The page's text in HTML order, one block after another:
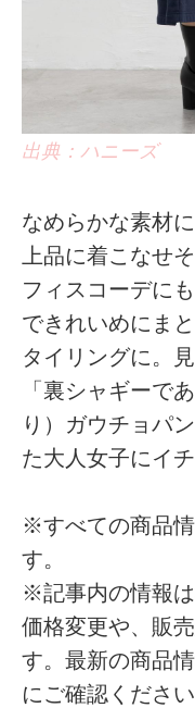
出典：ハニーズ
なめらかな素材
上品に着こなせ
フィスコーデに
できれいめにま
タイリングに。
「裏シャギーで
り）ガウチョパ
た大人女子にイ
※すべての商品
す。
※記事内の情報は
価格変更や、販
す。最新の商品
にご確認ください